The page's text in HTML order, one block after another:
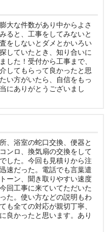
大な件数があり中からよさ
ると、工事をしてみないと
をしないとダメとかいろい
していたとき、知り合いに
した！受付から工事まで、
してもらって良かったと思
い方がいたら、自信をもっ
にありがとうございまし
、浴室の蛇口交換、便器と
ンロ、換気扇の交換をして
した。今回も見積りから注
速だった。電話でも言葉遣
ーン、聞き取りやすい速度
回工事に来ていてただいた
た。使い方などの説明もわ
も全ての対応が親切丁寧、
良かったと思います。あり